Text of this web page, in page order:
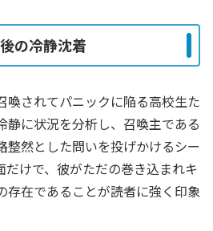
の冷静沈着
喚されてパニックに陥る高校生た
静に状況を分析し、召喚主である
整然とした問いを投げかけるシー
だけで、彼がただの巻き込まれキ
存在であることが読者に強く印象